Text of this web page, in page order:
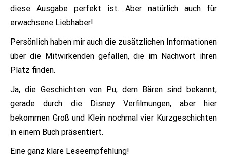
diese Ausgabe perfekt ist. Aber natürlich auch für
erwachsene Liebhaber!
Persönlich haben mir auch die zusätzlichen Informationen
über die Mitwirkenden gefallen, die im Nachwort ihren
Platz finden.
Ja, die Geschichten von Pu, dem Bären sind bekannt,
gerade durch die Disney Verfilmungen, aber hier
bekommen Groß und Klein nochmal vier Kurzgeschichten
in einem Buch präsentiert.
Eine ganz klare Leseempfehlung!